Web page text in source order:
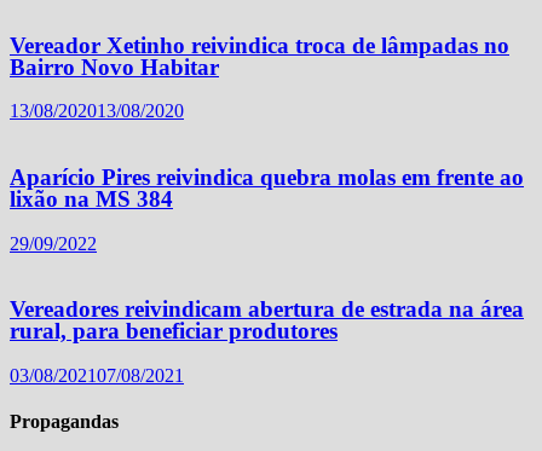
Vereador Xetinho reivindica troca de lâmpadas no
Bairro Novo Habitar
13/08/202013/08/2020
Aparício Pires reivindica quebra molas em frente ao
lixão na MS 384
29/09/2022
Vereadores reivindicam abertura de estrada na área
rural, para beneficiar produtores
03/08/202107/08/2021
Propagandas